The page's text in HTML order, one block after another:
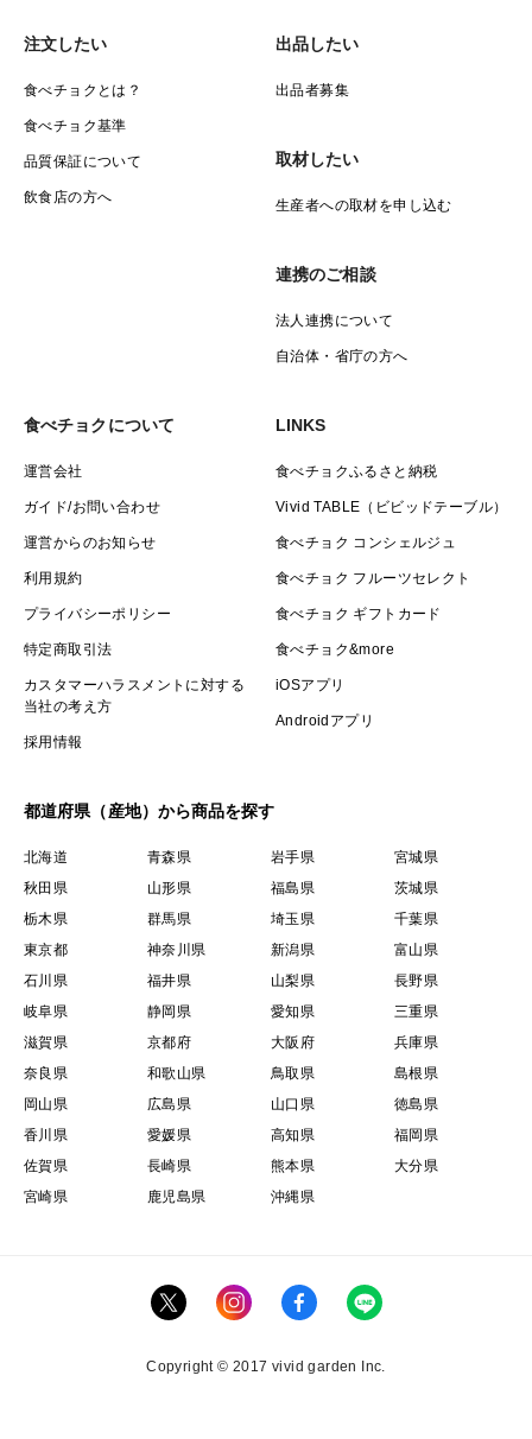
です。
竹林だった土地を何年もかけて開墾し、60品種・約
3000本のブルーベリーを育てています。
2025年千葉エコ農産物の認証を取得しています。
⸻
■定期便について
ただくか、定期便のご利用もぜひご検討ください。
https://www.bbfarmsuzuki.com/
Instagram 「farm_suzuki」
⸻
■内容について
・冷凍ブルーベリー１kg×３袋
原産地:千葉県山武郡芝山町
■注意事項/その他
注文したい
食べチョクとは？
食べチョク基準
品質保証について
飲食店の方へ
出品したい
出品者募集
取材したい
生産者への取材を申し込む
連携のご相談
法人連携について
自治体・省庁の方へ
食べチョクについて
運営会社
ガイド/お問い合わせ
運営からのお知らせ
利用規約
プライバシーポリシー
特定商取引法
カスタマーハラスメントに対する
当社の考え方
採用情報
LINKS
食べチョクふるさと納税
Vivid TABLE（ビビッドテーブル）
食べチョク コンシェルジュ
食べチョク フルーツセレクト
食べチョク ギフトカード
食べチョク&more
iOSアプリ
Androidアプリ
都道府県（産地）から商品を探す
北海道 青森県 岩手県
宮城県
秋田県
山形県 福島県
茨城県
栃木県
群馬県 埼玉県
千葉県
東京都
神奈川県 新潟県
富山県
石川県
福井県 山梨県
長野県
岐阜県
静岡県 愛知県
三重県
滋賀県
京都府 大阪府
兵庫県
奈良県
和歌山県 鳥取県
島根県
岡山県
広島県 山口県
徳島県
香川県
愛媛県 高知県
福岡県
佐賀県
長崎県 熊本県
大分県
宮崎県
鹿児島県 沖縄県
Copyright © 2017 vivid garden Inc.